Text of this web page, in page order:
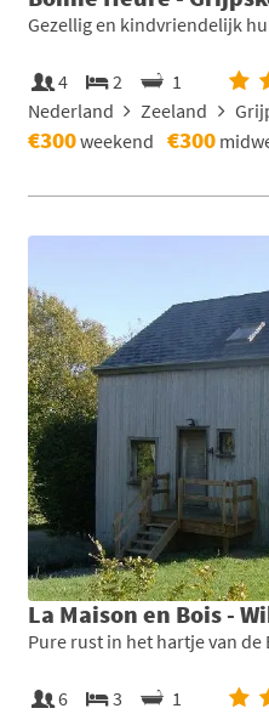
Gezellig en kindvriendelijk
4 2
1
Nederland
Zeeland
€300weekend €300
La Maison en Bois -
Pure rust in het hartje van de
6 3
1